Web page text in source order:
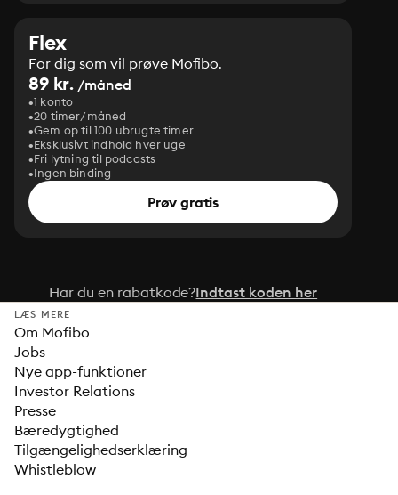
Flex
For dig som vil prøve Mofibo.
89 kr. /måned
1 konto
20 timer/måned
Gem op til 100 ubrugte timer
Eksklusivt indhold hver uge
Fri lytning til podcasts
Ingen binding
Prøv gratis
Har du en rabatkode?Indtast koden her
LÆS MERE
Om Mofibo
Jobs
Nye app-funktioner
Investor Relations
Presse
Bæredygtighed
Tilgængelighedserklæring
Whistleblow